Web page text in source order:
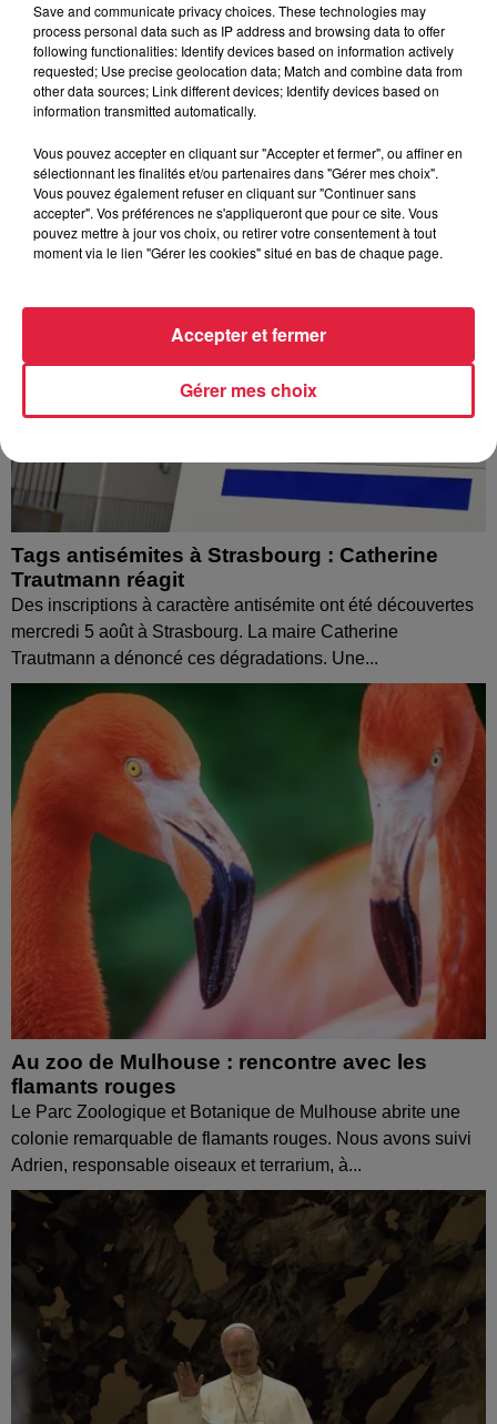
À Hoerdt, de l’eau brune sort des robinets
Depuis plusieurs jours, des habitants de Hoerdt ont vu de
l’eau brune s’écouler de leurs robinets. Face aux
nombreuses interrogations, la municipalité a pris...
Tags antisémites à Strasbourg : Catherine
Trautmann réagit
Des inscriptions à caractère antisémite ont été découvertes
mercredi 5 août à Strasbourg. La maire Catherine
Trautmann a dénoncé ces dégradations. Une...
Au zoo de Mulhouse : rencontre avec les
flamants rouges
Le Parc Zoologique et Botanique de Mulhouse abrite une
colonie remarquable de flamants rouges. Nous avons suivi
Adrien, responsable oiseaux et terrarium, à...
Save and communicate privacy choices. These technologies may
process personal data such as IP address and browsing data to offer
following functionalities: Identify devices based on information actively
requested; Use precise geolocation data; Match and combine data from
other data sources; Link different devices; Identify devices based on
information transmitted automatically.
Vous pouvez accepter en cliquant sur "Accepter et fermer", ou affiner en
sélectionnant les finalités et/ou partenaires dans "Gérer mes choix".
Vous pouvez également refuser en cliquant sur "Continuer sans
accepter". Vos préférences ne s'appliqueront que pour ce site. Vous
pouvez mettre à jour vos choix, ou retirer votre consentement à tout
moment via le lien "Gérer les cookies" situé en bas de chaque page.
Gérer mes choix
Accepter et fermer